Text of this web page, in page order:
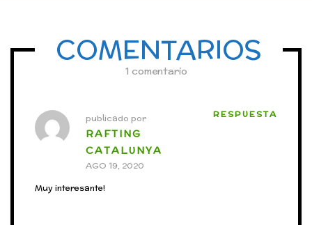
COMENTARIOS
1 comentario
publicado por
RAFTING
CATALUNYA
AGO 19, 2020
RESPUESTA
Muy interesante!